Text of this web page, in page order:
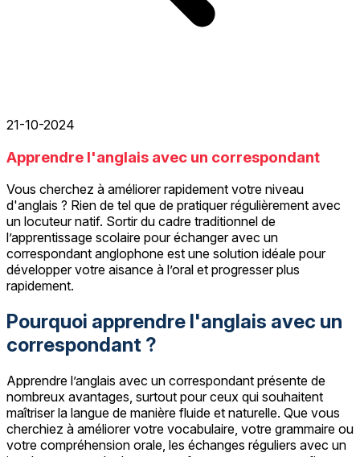
21-10-2024
Apprendre l'anglais avec un correspondant
Vous cherchez à améliorer rapidement votre niveau
d'anglais ? Rien de tel que de pratiquer régulièrement avec
un locuteur natif. Sortir du cadre traditionnel de
l’apprentissage scolaire pour échanger avec un
correspondant anglophone est une solution idéale pour
développer votre aisance à l’oral et progresser plus
rapidement.
Pourquoi apprendre l'anglais avec un
correspondant ?
Apprendre l’anglais avec un correspondant présente de
nombreux avantages, surtout pour ceux qui souhaitent
maîtriser la langue de manière fluide et naturelle. Que vous
cherchiez à améliorer votre vocabulaire, votre grammaire ou
votre compréhension orale, les échanges réguliers avec un